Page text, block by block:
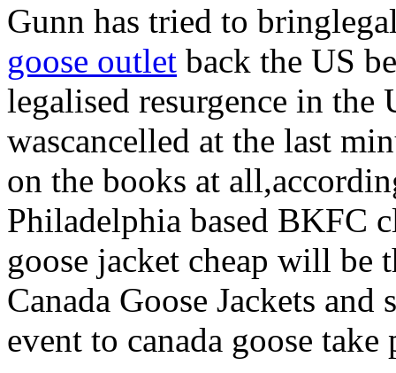
Gunn has tried to
goose outlet back the US
legalised resurgence in
wascancelled at the last
on the books at
Philadelphia based BKFC
goose jacket cheap will be
Canada Goose Jackets
event to canada goose